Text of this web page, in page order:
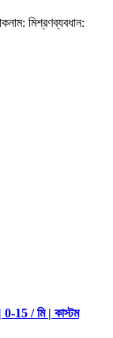
মিশ্রণব্যবধান:
15 / মি | কাস্টম